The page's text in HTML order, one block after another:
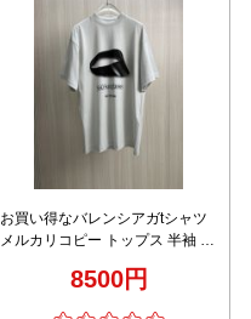
お買い得なバレンシアガtシャツ
メルカリコピー トップス 半袖 プ
8500円